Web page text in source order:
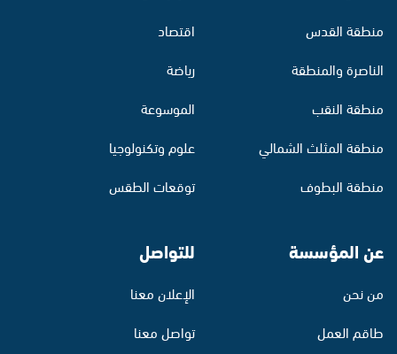
منطقة القدس
الناصرة والمنطقة
منطقة النقب
منطقة المثلث الشمالي
منطقة البطوف
اقتصاد
رياضة
الموسوعة
علوم وتكنولوجيا
توقعات الطقس
عن المؤسسة
من نحن
طاقم العمل
للتواصل
الإعلان معنا
تواصل معنا